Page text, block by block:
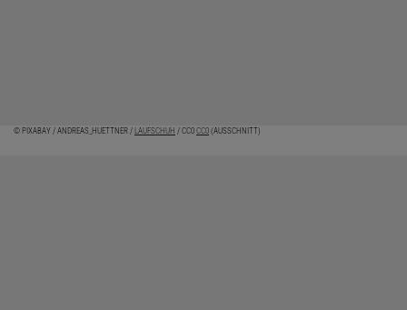
© PIXABAY / ANDREAS_HUETTNER / LAUFSCHUH / CC0 CC0 (AUSSCHNITT)